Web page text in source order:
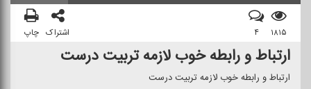
۱۸۱۵ ۴ اشتراک چاپ
ارتباط و رابطه خوب لازمه تربیت درست
ارتباط و رابطه خوب لازمه تربیت درست